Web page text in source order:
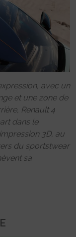
avec un
et une zone de
Renault 4
dans le
3D, au
du sportstwear
sa